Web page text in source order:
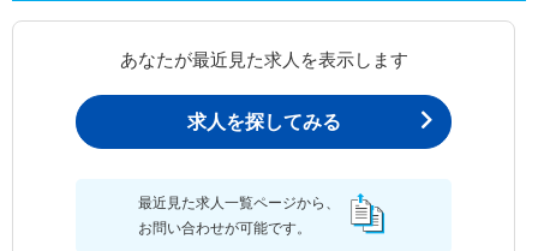
あなたが最近見た求人を表示します
求人を探してみる
最近見た求人一覧ページから、
お問い合わせが可能です。